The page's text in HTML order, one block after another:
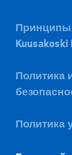
Kuusakoski
Политика
Политика